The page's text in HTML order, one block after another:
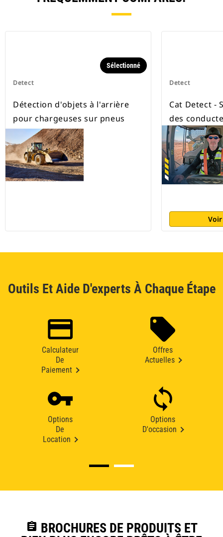
Detect
Sélectionné
Détection d'objets à l'arrière
pour chargeuses sur pneus
Detect
Cat Detect -
des
Outils Et Aide D'experts À Chaque Étape
Calculateur
De
Paiement
Offres
Actuelles
Options
De
Location
Options
D'occasion
assignment BROCHURES DE PRODUITS ET